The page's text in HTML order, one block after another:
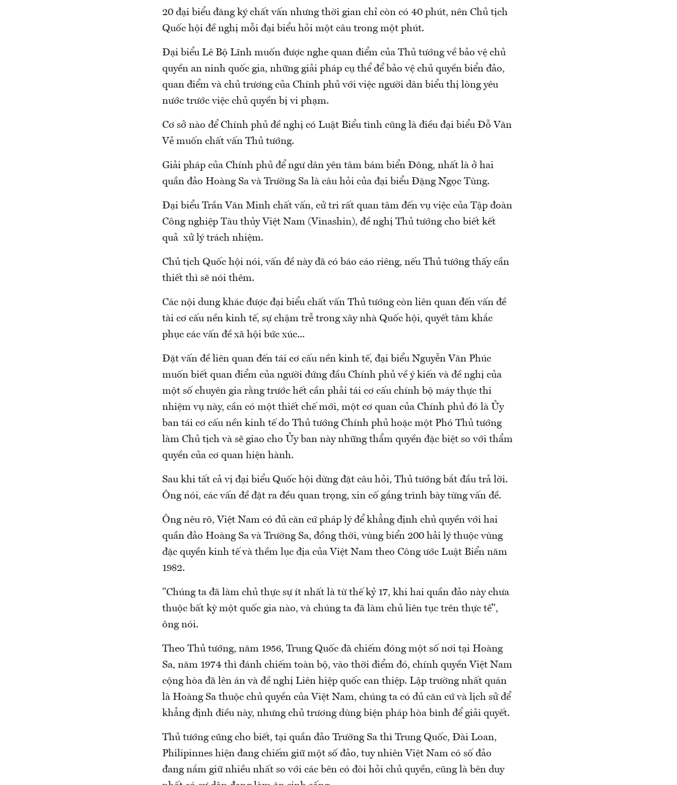
20 đại biểu đăng ký chất vấn nhưng thời gian chỉ còn có 40 phút, nên Chủ tịch
Quốc hội đề nghị mỗi đại biểu hỏi một câu trong một phút.
Đại biểu Lê Bộ Lĩnh muốn được nghe quan điểm của Thủ tướng về bảo vệ chủ
quyền an ninh quốc gia, những giải pháp cụ thể để bảo vệ chủ quyền biển đảo,
quan điểm và chủ trương của Chính phủ với việc người dân biểu thị lòng yêu
nước trước việc chủ quyền bị vi phạm.
Cơ sở nào để Chính phủ đề nghị có Luật Biểu tình cũng là điều đại biểu Đỗ Văn
Vẻ muốn chất vấn Thủ tướng.
Giải pháp của Chính phủ để ngư dân yên tâm bám biển Đông, nhất là ở hai
quần đảo Hoàng Sa và Trường Sa là câu hỏi của đại biểu Đặng Ngọc Tùng.
Đại biểu Trần Văn Minh chất vấn, cử tri rất quan tâm đến vụ việc của Tập đoàn
Công nghiệp Tàu thủy Việt Nam (Vinashin), đề nghị Thủ tướng cho biết kết
quả xử lý trách nhiệm.
Chủ tịch Quốc hội nói, vấn đề này đã có báo cáo riêng, nếu Thủ tướng thấy cần
thiết thì sẽ nói thêm.
Các nội dung khác được đại biểu chất vấn Thủ tướng còn liên quan đến vấn đề
tài cơ cấu nền kinh tế, sự chậm trễ trong xây nhà Quốc hội, quyết tâm khắc
phục các vấn đề xã hội bức xúc...
Đặt vấn đề liên quan đến tái cơ cấu nền kinh tế, đại biểu Nguyễn Văn Phúc
muốn biết quan điểm của người đứng đầu Chính phủ về ý kiến và đề nghị của
một số chuyên gia rằng trước hết cần phải tái cơ cấu chính bộ máy thực thi
nhiệm vụ này, cần có một thiết chế mới, một cơ quan của Chính phủ đó là Ủy
ban tái cơ cấu nền kinh tế do Thủ tướng Chính phủ hoặc một Phó Thủ tướng
làm Chủ tịch và sẽ giao cho Ủy ban này những thẩm quyền đặc biệt so với thẩm
quyền của cơ quan hiện hành.
Sau khi tất cả vị đại biểu Quốc hội dừng đặt câu hỏi, Thủ tướng bắt đầu trả lời.
Ông nói, các vấn đề đặt ra đều quan trọng, xin cố gắng trình bày từng vấn đề.
Ông nêu rõ, Việt Nam có đủ căn cứ pháp lý để khẳng định chủ quyền với hai
quần đảo Hoàng Sa và Trường Sa, đồng thời, vùng biển 200 hải lý thuộc vùng
đặc quyền kinh tế và thềm lục địa của Việt Nam theo Công ước Luật Biển năm
1982.
"Chúng ta đã làm chủ thực sự ít nhất là từ thế kỷ 17, khi hai quần đảo này chưa
thuộc bất kỳ một quốc gia nào, và chúng ta đã làm chủ liên tục trên thực tế",
ông nói.
Theo Thủ tướng, năm 1956, Trung Quốc đã chiếm đóng một số nơi tại Hoàng
Sa, năm 1974 thì đánh chiếm toàn bộ, vào thời điểm đó, chính quyền Việt Nam
cộng hòa đã lên án và đề nghị Liên hiệp quốc can thiệp. Lập trường nhất quán
là Hoàng Sa thuộc chủ quyền của Việt Nam, chúng ta có đủ căn cứ và lịch sử để
khẳng định điều này, nhưng chủ trương dùng biện pháp hòa bình để giải quyết.
Thủ tướng cũng cho biết, tại quần đảo Trường Sa thì Trung Quốc, Đài Loan,
Philipinnes hiện đang chiếm giữ một số đảo, tuy nhiên Việt Nam có số đảo
đang nắm giữ nhiều nhất so với các bên có đòi hỏi chủ quyền, cũng là bên duy